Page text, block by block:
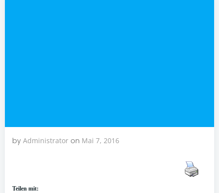
by Administrator on Mai 7, 2016
Teilen mit: